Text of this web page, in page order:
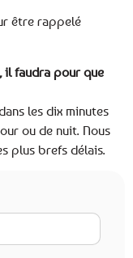
être rappelé
il faudra pour que
les dix minutes
ou de nuit. Nous
plus brefs délais.